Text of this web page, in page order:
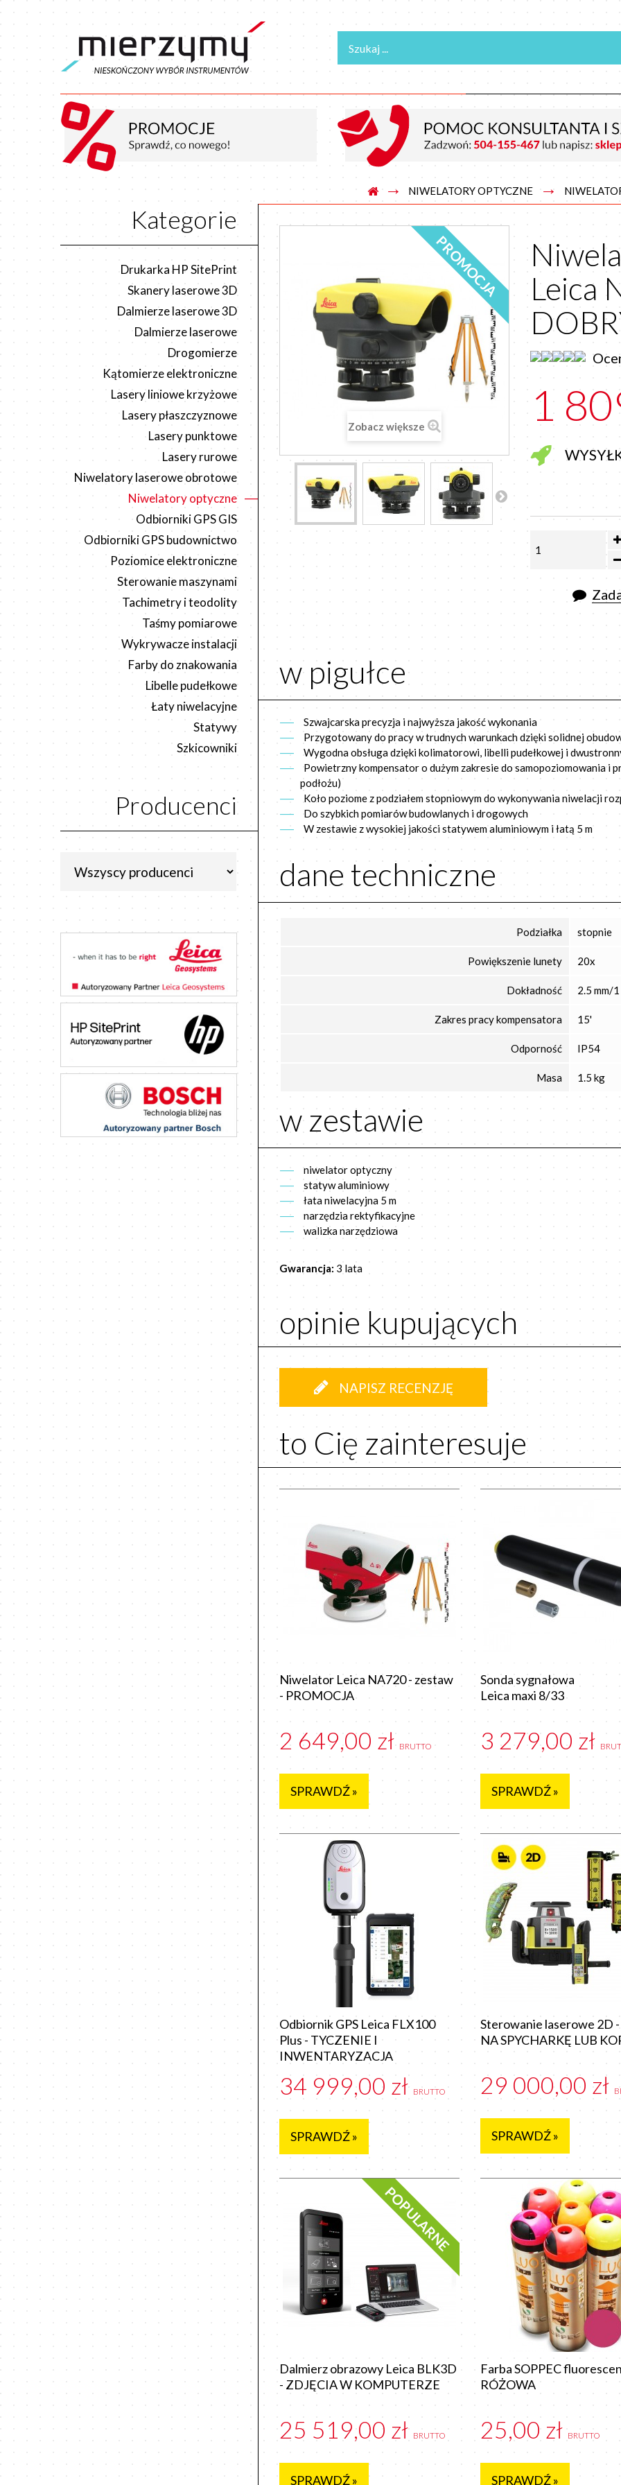
→ NIWELATORY OPTYCZNE →
Kategorie
Drukarka HP SitePrint
Skanery laserowe 3D
Dalmierze laserowe 3D
Dalmierze laserowe
Drogomierze
Kątomierze elektroniczne
Lasery liniowe krzyżowe
Lasery płaszczyznowe
Lasery punktowe
Lasery rurowe
Niwelatory laserowe obrotowe
Niwelatory optyczne
Odbiorniki GPS GIS
Odbiorniki GPS budownictwo
Poziomice elektroniczne
Sterowanie maszynami
Tachimetry i teodolity
Taśmy pomiarowe
Wykrywacze instalacji
Farby do znakowania
Libelle pudełkowe
Łaty niwelacyjne
Statywy
Szkicowniki
Producenci
PROMOCJA
Zobacz większe
Leica
1
w pigułce
Szwajcarska precyzja i najwyższa jakość wykonania
Przygotowany do pracy w trudnych warunkach dzięki solidnej
Wygodna obsługa dzięki kolimatorowi, libelli pudełkowej i
Powietrzny kompensator o dużym zakresie do samopoziomowania i
podłożu)
Koło poziome z podziałem stopniowym do wykonywania niwelacji
Do szybkich pomiarów budowlanych i drogowych
W zestawie z wysokiej jakości statywem aluminiowym i łatą 5 m
dane techniczne
Podziałka stopnie
Powiększenie lunety 20x
Dokładność 2.5 mm/1
Zakres pracy kompensatora 15'
Odporność IP54
Masa 1.5 kg
w zestawie
niwelator optyczny
statyw aluminiowy
łata niwelacyjna 5 m
narzędzia rektyfikacyjne
walizka narzędziowa
Gwarancja: 3 lata
opinie kupujących
NAPISZ RECENZJĘ
to Cię zainteresuje
Niwelator Leica NA720 - zestaw
- PROMOCJA
2 649,00 zł BRUTTO
SPRAWDŹ »
Sonda sygnałowa
Leica maxi 8/33
3 279,00 zł
SPRAWDŹ »
Odbiornik GPS Leica FLX100
Plus - TYCZENIE I
INWENTARYZACJA
34 999,00 zł BRUTTO
SPRAWDŹ »
Sterowanie laserowe 2D -
NA SPYCHARKĘ LUB
29 000,00 zł
SPRAWDŹ »
POPULARNE
Dalmierz obrazowy Leica BLK3D
- ZDJĘCIA W KOMPUTERZE
25 519,00 zł BRUTTO
SPRAWDŹ »
Farba SOPPEC
RÓŻOWA
25,00 zł BRUTTO
SPRAWDŹ »